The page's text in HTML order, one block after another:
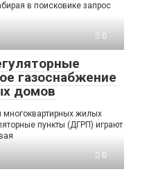
в поисковике запрос
0
газоснабжение
домов
многоквартирных жилых
пункты (ДГРП) играют
0